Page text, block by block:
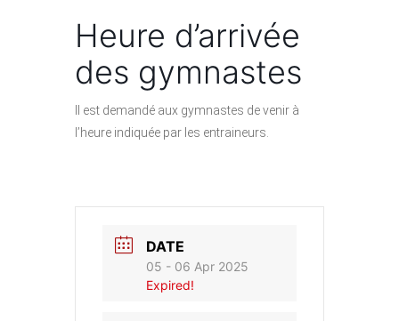
Heure d’arrivée
des gymnastes
Il est demandé aux gymnastes de venir à
l’heure indiquée par les entraineurs.
DATE
05 - 06 Apr 2025
Expired!